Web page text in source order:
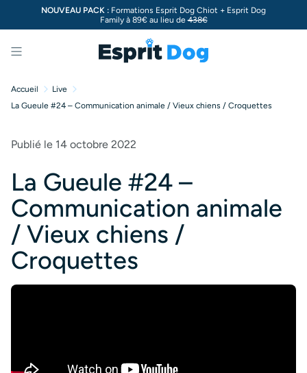
NOUVEAU PACK : Formations Esprit Dog Chiot + Esprit Dog
Family à 89€ au lieu de438€
Menu
Accueil
Live
La Gueule #24 – Communication animale / Vieux chiens / Croquettes
Publié le 14 octobre 2022
La Gueule #24 –
Communication animale
/ Vieux chiens /
Croquettes